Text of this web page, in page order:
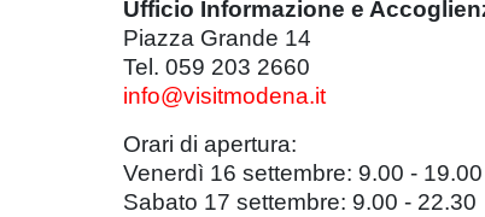
Ufficio Informazione e
Piazza Grande 14
Tel. 059 203 2660
info@visitmodena.it
Orari di apertura:
Venerdì 16 settembre: 9.00 - 19.00
Sabato 17 settembre: 9.00 - 22.30